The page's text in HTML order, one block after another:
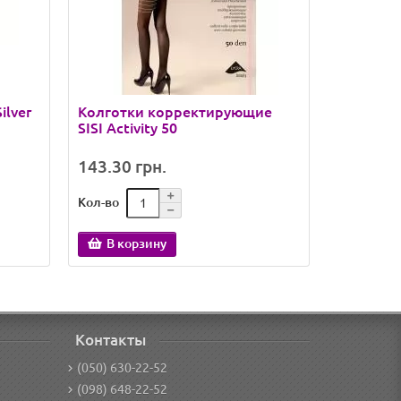
Колготки корректирующие
SISI Activity 50
143.30 грн.
Кол-во
В корзину
Контакты
(050) 630-22-52
(098) 648-22-52